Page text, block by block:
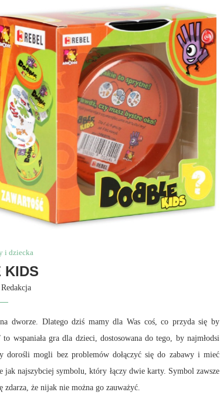
i dziecka
KIDS
Redakcja
dworze. Dlatego dziś mamy dla Was coś, co przyda się by
to wspaniała gra dla dzieci, dostosowana do tego, by najmłodsi
dorośli mogli bez problemów dołączyć się do zabawy i mieć
najszybciej symbolu, który łączy dwie karty. Symbol zawsze
że nijak nie można go zauważyć.